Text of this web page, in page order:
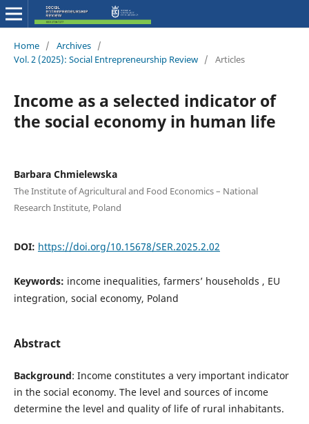
Home / Archives /
Vol. 2 (2025): Social Entrepreneurship Review / Articles
Income as a selected indicator of
the social economy in human life
Barbara Chmielewska
The Institute of Agricultural and Food Economics – National
Research Institute, Poland
DOI: https://doi.org/10.15678/SER.2025.2.02
Keywords: income inequalities, farmers’ households , EU
integration, social economy, Poland
Abstract
Background: Income constitutes a very important indicator
in the social economy. The level and sources of income
determine the level and quality of life of rural inhabitants.